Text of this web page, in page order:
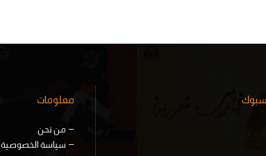
معلومات
–من نحن
–سياسة الخصوصية